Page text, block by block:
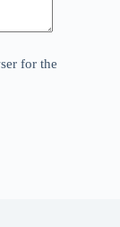
for the